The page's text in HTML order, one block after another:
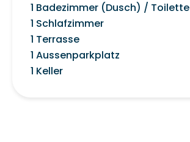
1 Badezimmer (Dusch) / Toilette
1 Schlafzimmer
1 Terrasse
1 Aussenparkplatz
1 Keller